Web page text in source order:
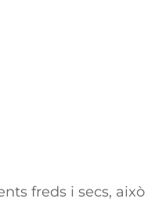
freds i secs,